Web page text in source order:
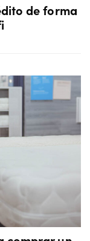
de forma